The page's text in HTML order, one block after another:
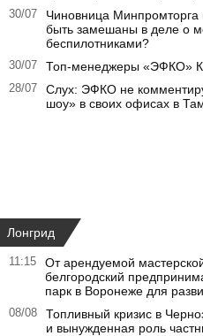
30/07
Чиновница
быть замешаны в деле о
беспилотниками?
30/07 Топ-менеджеры «ЭФКО»
28/07
Слух: ЭФКО не
шоу» в своих офисах в
Лонгрид
11:15
От арендуемой
белгородский
парк в Воронеже для
08/08
Топливный кризис в
и вынужденная роль